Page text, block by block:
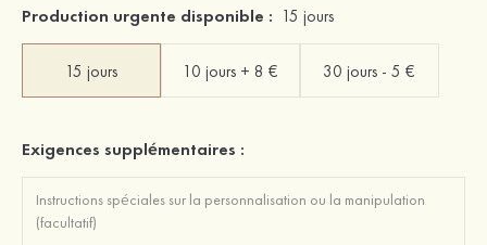
Production urgente disponible : 15 jours
15 jours 10 jours + 8 € 30 jours - 5 €
Exigences supplémentaires :